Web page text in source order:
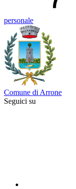
personale
Comune di Arrone
Seguici su